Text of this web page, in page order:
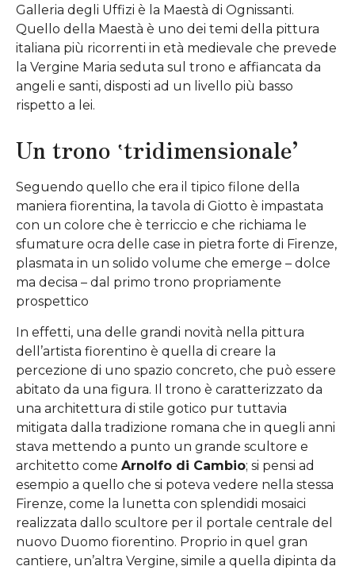
Galleria degli Uffizi è la Maestà di Ognissanti.
Quello della Maestà è uno dei temi della pittura
italiana più ricorrenti in età medievale che prevede
la Vergine Maria seduta sul trono e affiancata da
angeli e santi, disposti ad un livello più basso
rispetto a lei.
Un trono ‛tridimensionale’
Seguendo quello che era il tipico filone della
maniera fiorentina, la tavola di Giotto è impastata
con un colore che è terriccio e che richiama le
sfumature ocra delle case in pietra forte di Firenze,
plasmata in un solido volume che emerge – dolce
ma decisa – dal primo trono propriamente
prospettico
In effetti, una delle grandi novità nella pittura
dell’artista fiorentino è quella di creare la
percezione di uno spazio concreto, che può essere
abitato da una figura. Il trono è caratterizzato da
una architettura di stile gotico pur tuttavia
mitigata dalla tradizione romana che in quegli anni
stava mettendo a punto un grande scultore e
architetto come Arnolfo di Cambio; si pensi ad
esempio a quello che si poteva vedere nella stessa
Firenze, come la lunetta con splendidi mosaici
realizzata dallo scultore per il portale centrale del
nuovo Duomo fiorentino. Proprio in quel gran
cantiere, un’altra Vergine, simile a quella dipinta da